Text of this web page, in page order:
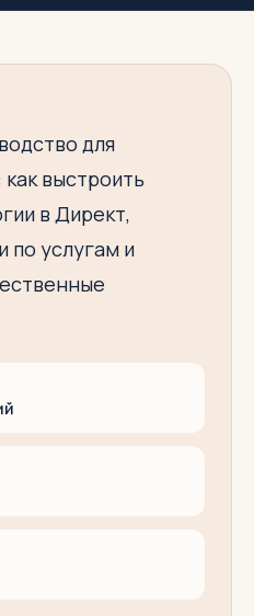
для
выстроить
в Директ,
по услугам и